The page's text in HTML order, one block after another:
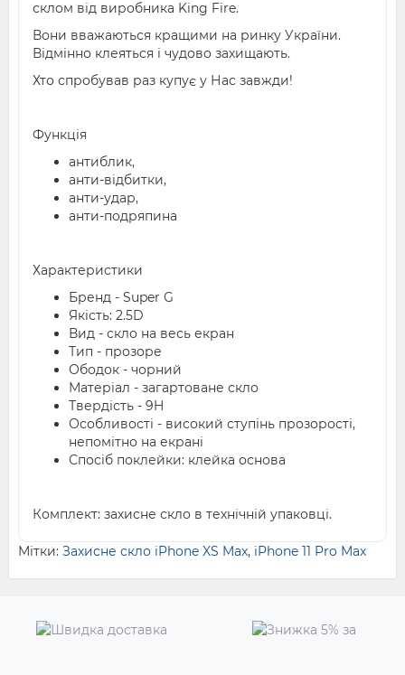
склом від виробника King Fire.
Вони вважаються кращими на ринку України.
Відмінно клеяться і чудово захищають.
Хто спробував раз купує у Нас завжди!
Функція
антиблик,
анти-відбитки,
анти-удар,
анти-подряпина
Характеристики
Бренд - Super G
Якість: 2.5D
Вид - скло на весь екран
Тип - прозоре
Ободок - чорний
Матеріал - загартоване скло
Твердість - 9H
Особливості - високий ступінь прозорості,
непомітно на екрані
Спосіб поклейки: клейка основа
Комплект: захисне скло в технічній упаковці.
Мітки: Захисне скло iPhone XS Max, iPhone 11 Pro Max